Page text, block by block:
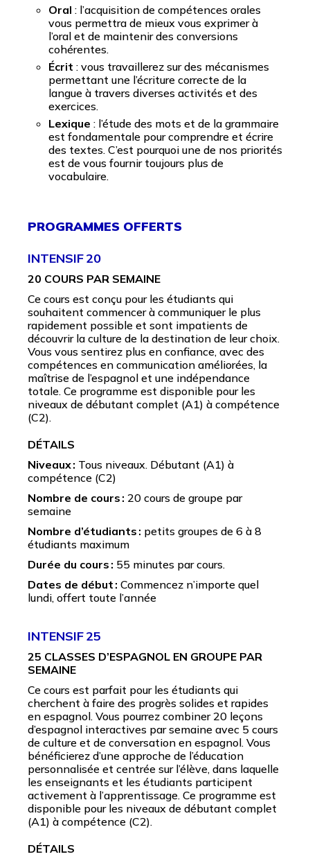
Oral : l’acquisition de compétences orales
vous permettra de mieux vous exprimer à
l’oral et de maintenir des conversions
cohérentes.
Écrit : vous travaillerez sur des mécanismes
permettant une l’écriture correcte de la
langue à travers diverses activités et des
exercices.
Lexique : l’étude des mots et de la grammaire
est fondamentale pour comprendre et écrire
des textes. C’est pourquoi une de nos priorités
est de vous fournir toujours plus de
vocabulaire.
PROGRAMMES OFFERTS
INTENSIF 20
20 COURS PAR SEMAINE
Ce cours est conçu pour les étudiants qui
souhaitent commencer à communiquer le plus
rapidement possible et sont impatients de
découvrir la culture de la destination de leur choix.
Vous vous sentirez plus en confiance, avec des
compétences en communication améliorées, la
maîtrise de l’espagnol et une indépendance
totale. Ce programme est disponible pour les
niveaux de débutant complet (A1) à compétence
(C2).
DÉTAILS
Niveaux : Tous niveaux. Débutant (A1) à
compétence (C2)
Nombre de cours : 20 cours de groupe par
semaine
Nombre d’étudiants : petits groupes de 6 à 8
étudiants maximum
Durée du cours : 55 minutes par cours.
Dates de début : Commencez n’importe quel
lundi, offert toute l’année
INTENSIF 25
25 CLASSES D’ESPAGNOL EN GROUPE PAR
SEMAINE
Ce cours est parfait pour les étudiants qui
cherchent à faire des progrès solides et rapides
en espagnol. Vous pourrez combiner 20 leçons
d’espagnol interactives par semaine avec 5 cours
de culture et de conversation en espagnol. Vous
bénéficierez d’une approche de l’éducation
personnalisée et centrée sur l’élève, dans laquelle
les enseignants et les étudiants participent
activement à l’apprentissage. Ce programme est
disponible pour les niveaux de débutant complet
(A1) à compétence (C2).
DÉTAILS